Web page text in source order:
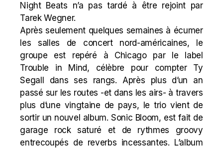
Night Beats n’a pas tardé à être rejoint par
Tarek Wegner.
Après seulement quelques semaines à écumer
les salles de concert nord-américaines, le
groupe est repéré à Chicago par le label
Trouble in Mind, célèbre pour compter Ty
Segall dans ses rangs. Après plus d’un an
passé sur les routes -et dans les airs- à travers
plus d’une vingtaine de pays, le trio vient de
sortir un nouvel album. Sonic Bloom, est fait de
garage rock saturé et de rythmes groovy
entrecoupés de reverbs incessantes. L’album